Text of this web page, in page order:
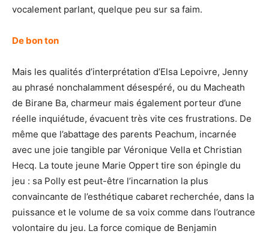
vocalement parlant, quelque peu sur sa faim.
De bon ton
Mais les qualités d’interprétation d’Elsa Lepoivre, Jenny
au phrasé nonchalamment désespéré, ou du Macheath
de Birane Ba, charmeur mais également porteur d’une
réelle inquiétude, évacuent très vite ces frustrations. De
même que l’abattage des parents Peachum, incarnée
avec une joie tangible par Véronique Vella et Christian
Hecq. La toute jeune Marie Oppert tire son épingle du
jeu : sa Polly est peut-être l’incarnation la plus
convaincante de l’esthétique cabaret recherchée, dans la
puissance et le volume de sa voix comme dans l’outrance
volontaire du jeu. La force comique de Benjamin